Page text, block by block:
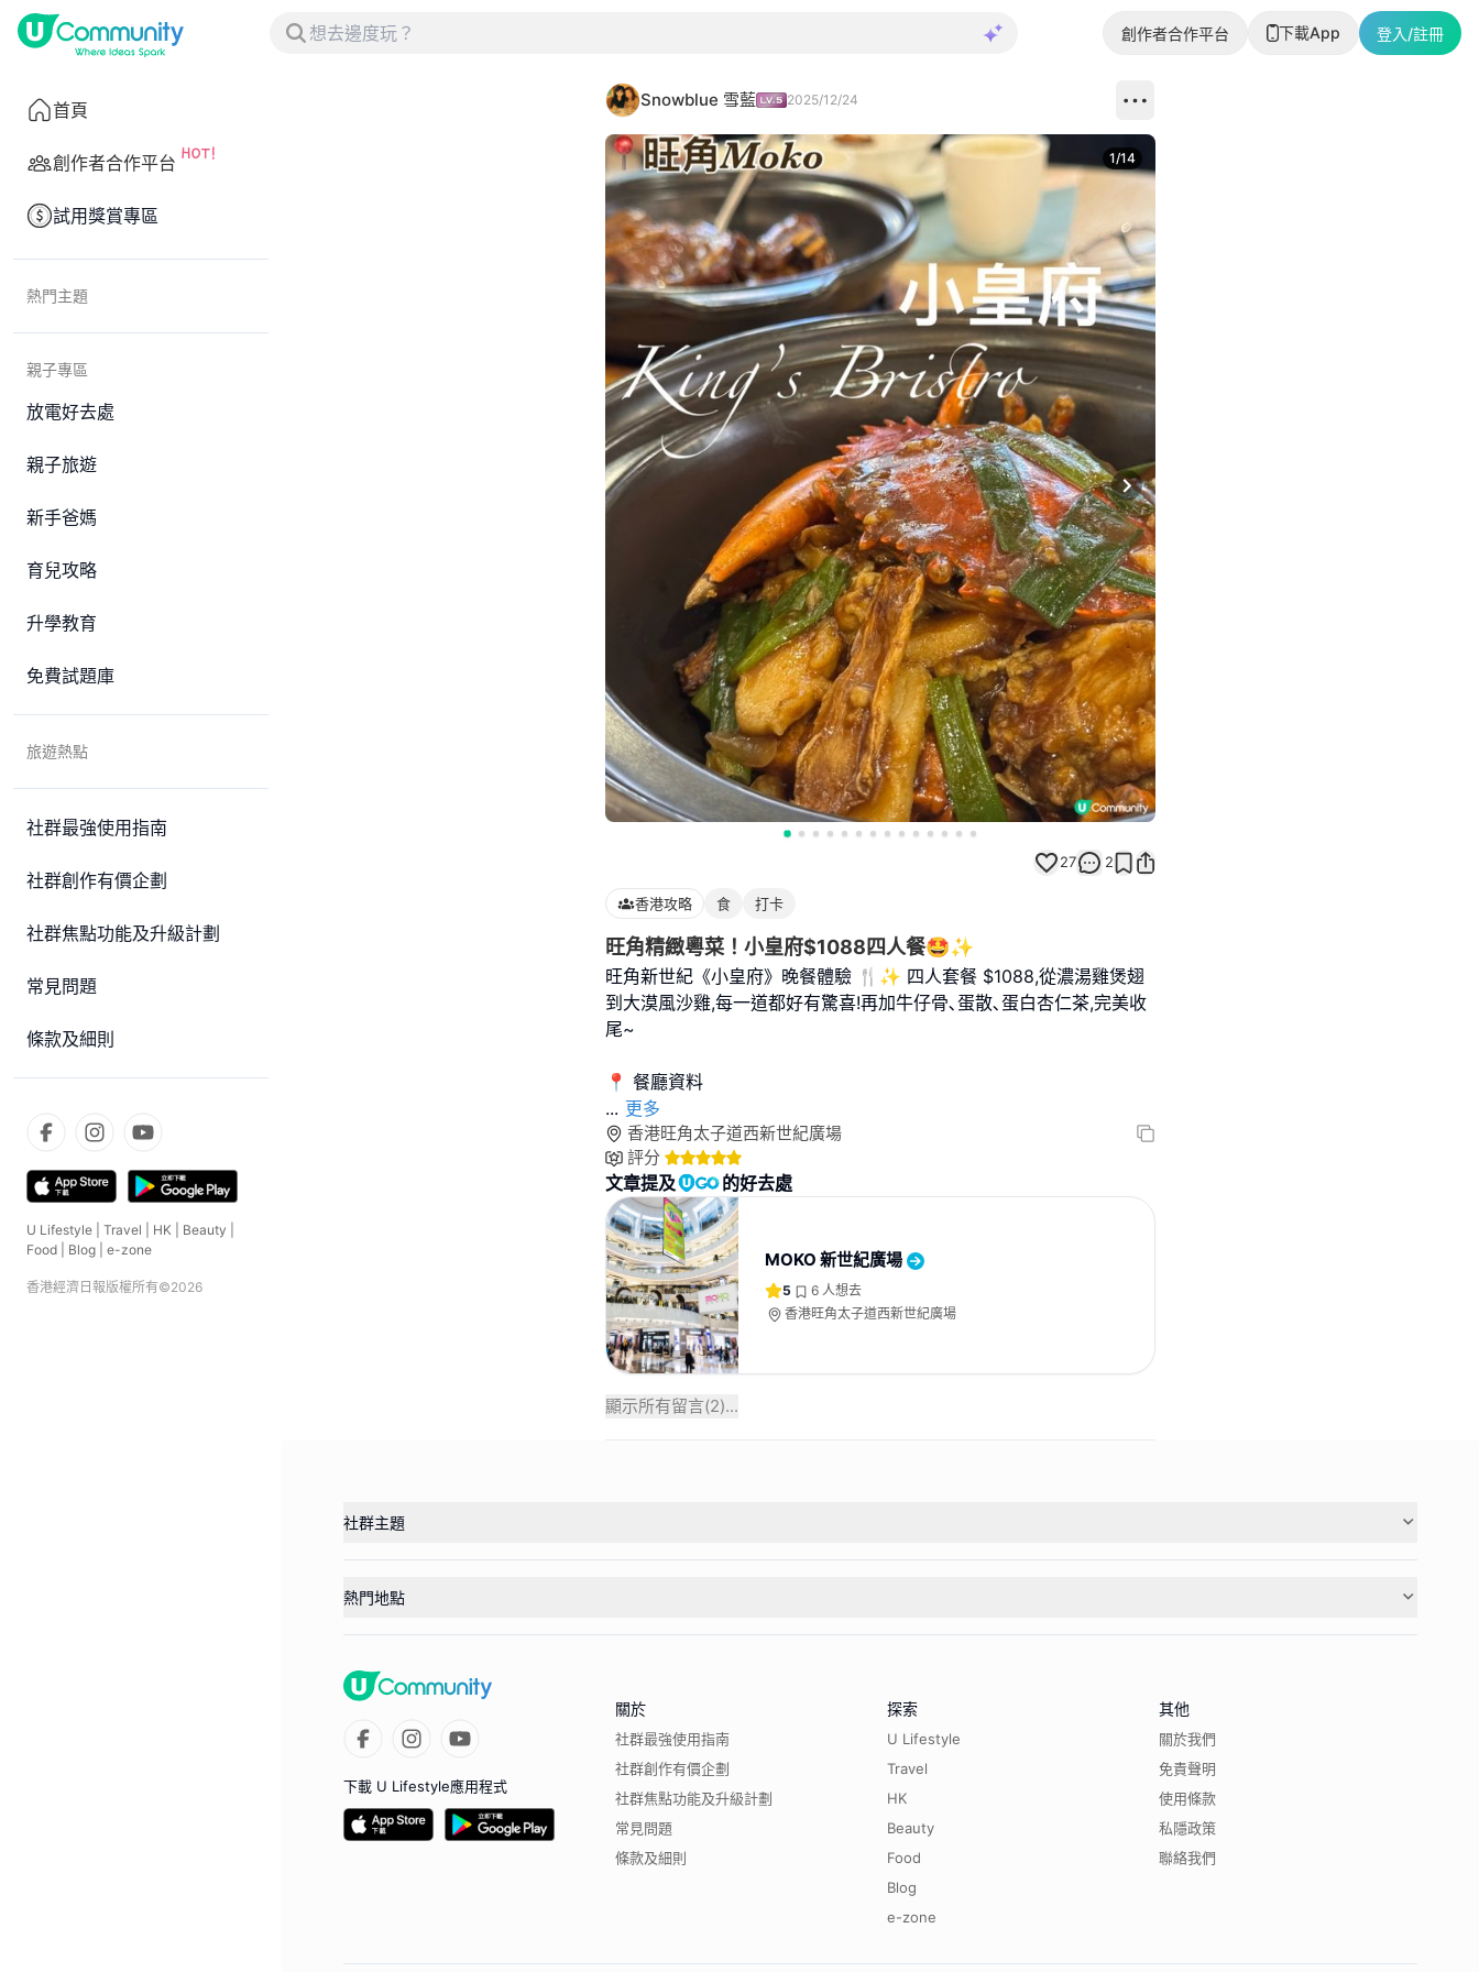
創作者合作平台 下載App 登入/註冊
首頁
創作者合作平台
試用獎賞專區
熱門主題
親子專區
放電好去處
親子旅遊
新手爸媽
育兒攻略
升學教育
免費試題庫
旅遊熱點
社群最強使用指南
社群創作有價企劃
社群焦點功能及升級計劃
常見問題
條款及細則
U Lifestyle Travel HK Beauty
Food
Blog e-zone
香港經濟日報版權所有©2026
Snowblue 雪藍 2025/12/24
Next slide
1/14
27 2
香港攻略 食 打卡
旺角精緻粵菜！小皇府$1088四人餐🤩✨
旺角新世紀《小皇府》晚餐體驗 🍴✨ 四人套餐 $1088,從濃湯雞煲翅
到大漠風沙雞,每一道都好有驚喜!再加牛仔骨､蛋散､蛋白杏仁茶,完美收
尾~
... 更多
香港旺角太子道西新世紀廣場
評分
文章提及 的好去處
MOKO 新世紀廣場
5 6 人想去
香港旺角太子道西新世紀廣場
顯示所有留言(2)...
社群主題
熱門地點
下載 U Lifestyle應用程式
關於
社群最強使用指南
社群創作有價企劃
社群焦點功能及升級計劃
常見問題
條款及細則
探索
U Lifestyle
Travel
HK
Beauty
Food
Blog
e-zone
其他
關於我們
免責聲明
使用條款
私隱政策
聯絡我們